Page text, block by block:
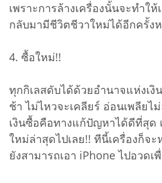
เพราะการล้างเครื่องนั้นจะทำใ
กลับมามีชีวิตชีวาใหม่ได้อีกครั้ง
4. ซื้อใหม่!!
ทุกกิเลสดับได้ด้วยอำนาจแห่งเงิ
ช้า ไม่ไหวจะเคลียร์ อ่อนเพลียไ
เงินซื้อคือทางแก้ปัญหาได้ดีที่สุด
ใหม่ล่าสุดไปเลย!! ทีนี้เครื่องก็จ
ยังสามารถเอา iPhone ไปอวดเ